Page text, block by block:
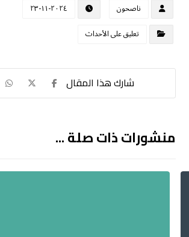
ناصحون
٢٠٢٤-١١-٢٣
تعليق على الأحداث
منشورات ذات صلة ...